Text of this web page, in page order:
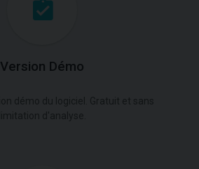
Version Démo